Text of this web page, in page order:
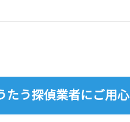
たう探偵業者にご用心